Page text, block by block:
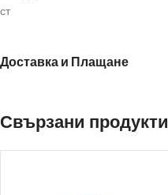
ст
Доставка и Плащане
Свързани продукти